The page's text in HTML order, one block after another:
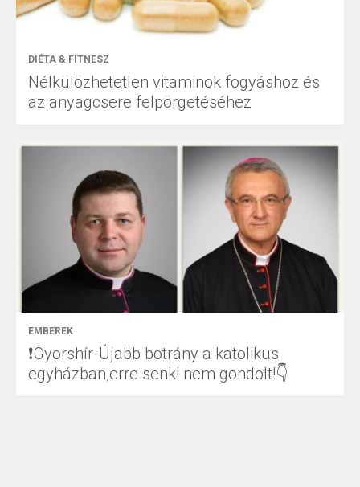
DIÉTA & FITNESZ
Nélkülözhetetlen vitaminok fogyáshoz és
az anyagcsere felpörgetéséhez
EMBEREK
❗Gyorshír-Újabb botrány a katolikus
egyházban,erre senki nem gondolt!👇